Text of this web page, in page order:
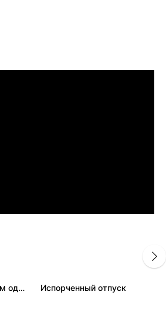
Место, известное нам одним Испорченный отпуск